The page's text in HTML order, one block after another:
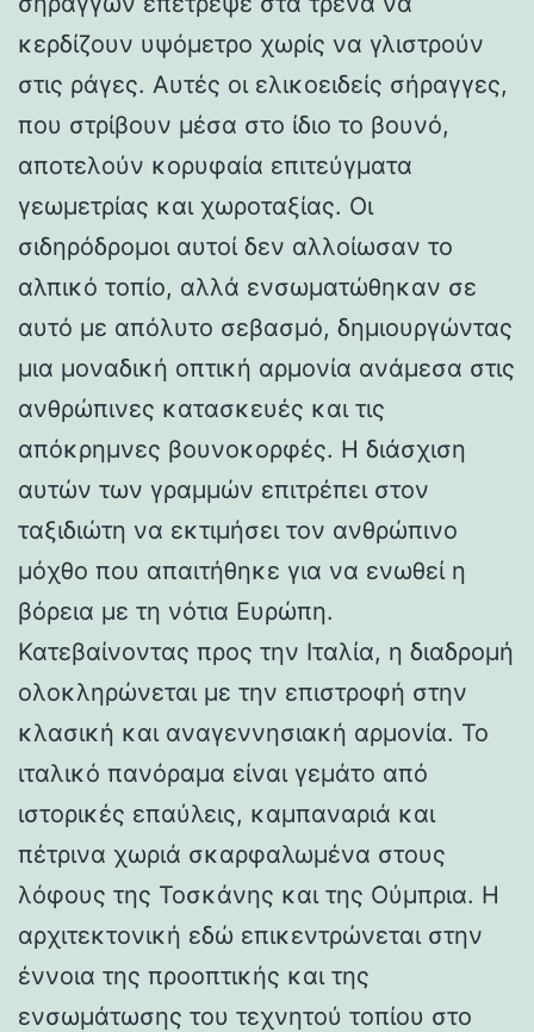
κερδίζουν υψόμετρο χωρίς να γλιστρούν
στις ράγες. Αυτές οι ελικοειδείς σήραγγες,
που στρίβουν μέσα στο ίδιο το βουνό,
αποτελούν κορυφαία επιτεύγματα
γεωμετρίας και χωροταξίας. Οι
σιδηρόδρομοι αυτοί δεν αλλοίωσαν το
αλπικό τοπίο, αλλά ενσωματώθηκαν σε
αυτό με απόλυτο σεβασμό, δημιουργώντας
μια μοναδική οπτική αρμονία ανάμεσα στις
ανθρώπινες κατασκευές και τις
απόκρημνες βουνοκορφές. Η διάσχιση
αυτών των γραμμών επιτρέπει στον
ταξιδιώτη να εκτιμήσει τον ανθρώπινο
μόχθο που απαιτήθηκε για να ενωθεί η
βόρεια με τη νότια Ευρώπη.
Κατεβαίνοντας προς την Ιταλία, η διαδρομή
ολοκληρώνεται με την επιστροφή στην
κλασική και αναγεννησιακή αρμονία. Το
ιταλικό πανόραμα είναι γεμάτο από
ιστορικές επαύλεις, καμπαναριά και
πέτρινα χωριά σκαρφαλωμένα στους
λόφους της Τοσκάνης και της Ούμπρια. Η
αρχιτεκτονική εδώ επικεντρώνεται στην
έννοια της προοπτικής και της
ενσωμάτωσης του τεχνητού τοπίου στο